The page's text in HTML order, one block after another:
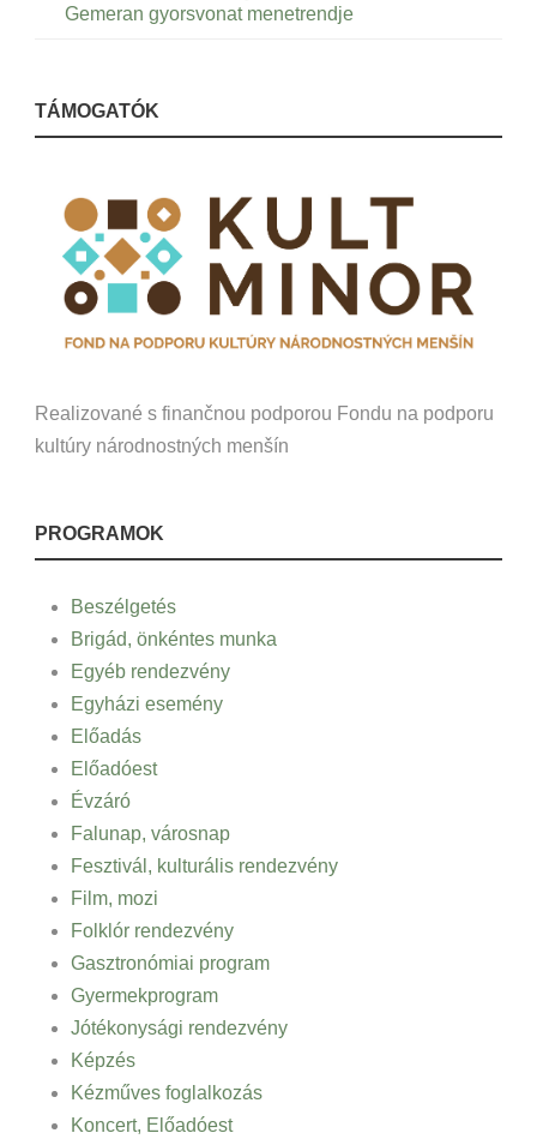
Gemeran gyorsvonat menetrendje
TÁMOGATÓK
Realizované s finančnou podporou Fondu na podporu
kultúry národnostných menšín
PROGRAMOK
Beszélgetés
Brigád, önkéntes munka
Egyéb rendezvény
Egyházi esemény
Előadás
Előadóest
Évzáró
Falunap, városnap
Fesztivál, kulturális rendezvény
Film, mozi
Folklór rendezvény
Gasztronómiai program
Gyermekprogram
Jótékonysági rendezvény
Képzés
Kézműves foglalkozás
Koncert, Előadóest